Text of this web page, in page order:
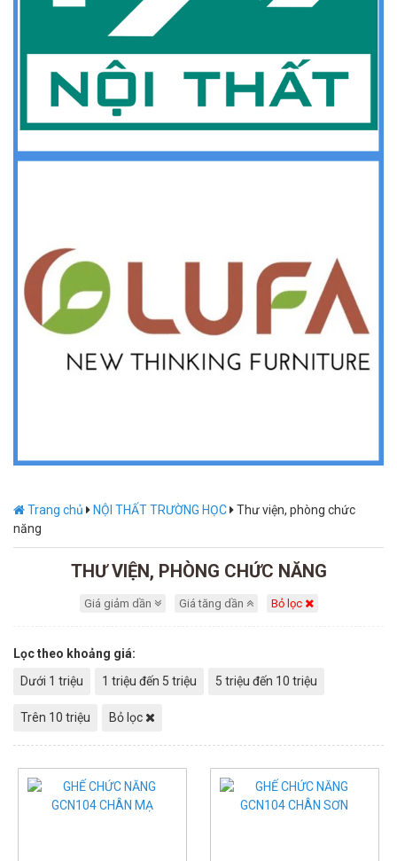
Trang chủ NỘI THẤT TRƯỜNG HỌC
Thư viện, phòng chức
năng
THƯ VIỆN, PHÒNG CHỨC NĂNG
Giá giảm dần Giá tăng dần Bỏ lọc
Lọc theo khoảng giá:
Dưới 1 triệu
1 triệu đến 5 triệu 5 triệu đến 10 triệu
Trên 10 triệu Bỏ lọc